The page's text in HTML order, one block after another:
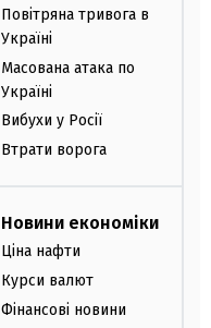
Повітряна тривога в
Україні
Масована атака по
Україні
Вибухи у Росії
Втрати ворога
Новини економіки
Ціна нафти
Курси валют
Фінансові новини